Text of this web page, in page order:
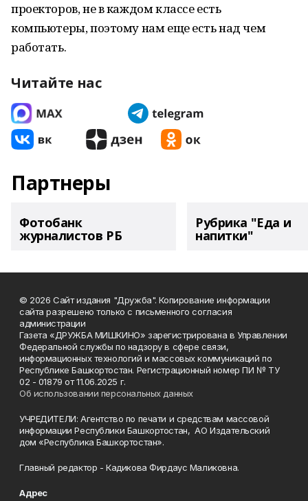
проекторов, не в каждом классе есть
компьютеры, поэтому нам еще есть над чем
работать.
Читайте нас
Партнеры
Фотобанк
журналистов РБ
Рубрика "Еда и
напитки"
© 2026 Сайт издания "Дружба". Копирование информации
сайта разрешено только с письменного согласия
администрации
Газета «ДРУЖБА МИШКИНО» зарегистрирована в Управлении
Федеральной службы по надзору в сфере связи,
информационных технологий и массовых коммуникаций по
Республике Башкортостан. Регистрационный номер ПИ № ТУ
02 - 01879 от 11.06.2025 г.
Об использовании персональных данных
УЧРЕДИТЕЛИ: Агентство по печати и средствам массовой
информации Республики Башкортостан, АО Издательский
дом «Республика Башкортостан».
Главный редактор - Кадикова Фирдаус Маликовна.
Адрес